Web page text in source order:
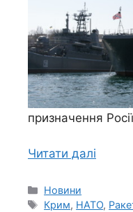
призначення
Читати далі
Категорії
Новини
Позначки
Крим, НАТО,